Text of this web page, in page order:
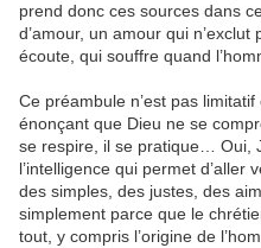
prend donc ces sources dans
d’amour, un amour qui
écoute, qui souffre quand
Ce préambule n’est pas
énonçant que Dieu ne se
se respire, il se pratique… Oui,
l’intelligence qui permet
des simples, des justes, des
simplement parce que le
tout, y compris l’origine de